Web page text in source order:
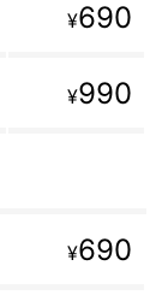
¥690
¥990
¥690